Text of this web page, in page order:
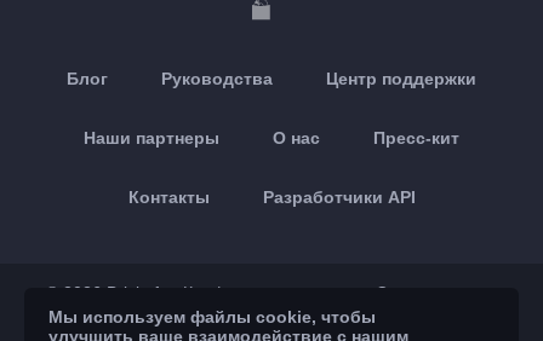
Блог Руководства Центр поддержки
Наши партнеры О нас Пресс-кит
Контакты Разработчики API
© 2026 Brickoft Конфиденциальность Статус сервиса
Мы используем файлы cookie, чтобы
улучшить ваше взаимодействие с нашим